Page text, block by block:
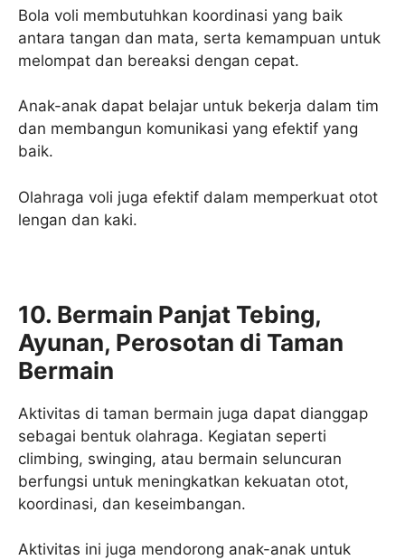
Bola voli membutuhkan koordinasi yang baik
antara tangan dan mata, serta kemampuan untuk
melompat dan bereaksi dengan cepat.
Anak-anak dapat belajar untuk bekerja dalam tim
dan membangun komunikasi yang efektif yang
baik.
Olahraga voli juga efektif dalam memperkuat otot
lengan dan kaki.
10. Bermain Panjat Tebing,
Ayunan, Perosotan di Taman
Bermain
Aktivitas di taman bermain juga dapat dianggap
sebagai bentuk olahraga. Kegiatan seperti
climbing, swinging, atau bermain seluncuran
berfungsi untuk meningkatkan kekuatan otot,
koordinasi, dan keseimbangan.
Aktivitas ini juga mendorong anak-anak untuk